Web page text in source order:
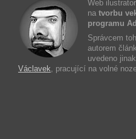
Web
na tvorbu
programu
Správcem
autorem
uvedeno
Václavek, pracující na volné